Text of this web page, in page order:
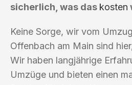
sicherlich, was das kosten
Keine Sorge, wir vom
Offenbach am Main sind
Wir haben langjährige
Umzüge und bieten einen